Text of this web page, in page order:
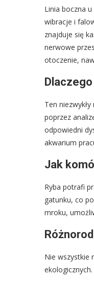
Linia boczna
wibracje i
znajduje się
nerwowe
otoczenie,
Ten
poprzez
odpowiedni
akwarium
Jak
Ryba potrafi
gatunku, co
mroku,
Nie wszystkie